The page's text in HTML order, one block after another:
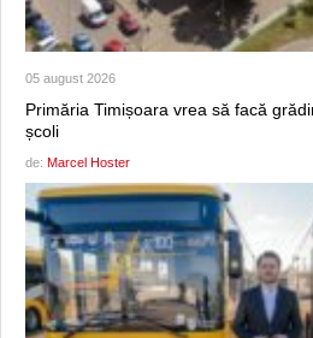
05 august 2026
Primăria Timișoara vrea să facă
școli
de: Marcel Hoster